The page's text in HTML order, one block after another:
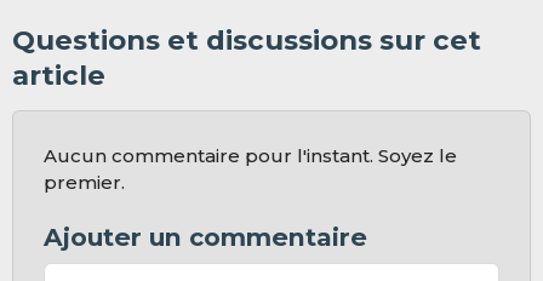
Questions et discussions sur cet
article
Aucun commentaire pour l'instant. Soyez le
premier.
Ajouter un commentaire